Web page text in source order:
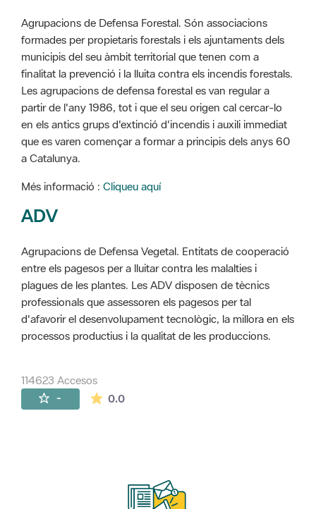
Agrupacions de Defensa Forestal. Són associacions
formades per propietaris forestals i els ajuntaments dels
municipis del seu àmbit territorial que tenen com a
finalitat la prevenció i la lluita contra els incendis forestals.
Les agrupacions de defensa forestal es van regular a
partir de l'any 1986, tot i que el seu origen cal cercar-lo
en els antics grups d'extinció d'incendis i auxili immediat
que es varen començar a formar a principis dels anys 60
a Catalunya.
Més informació : Cliqueu aquí
ADV
Agrupacions de Defensa Vegetal. Entitats de cooperació
entre els pagesos per a lluitar contra les malalties i
plagues de les plantes. Les ADV disposen de tècnics
professionals que assessoren els pagesos per tal
d'afavorir el desenvolupament tecnològic, la millora en els
processos productius i la qualitat de les produccions.
114623 Accesos
- 0.0La valoración media es de 0 estrellas de